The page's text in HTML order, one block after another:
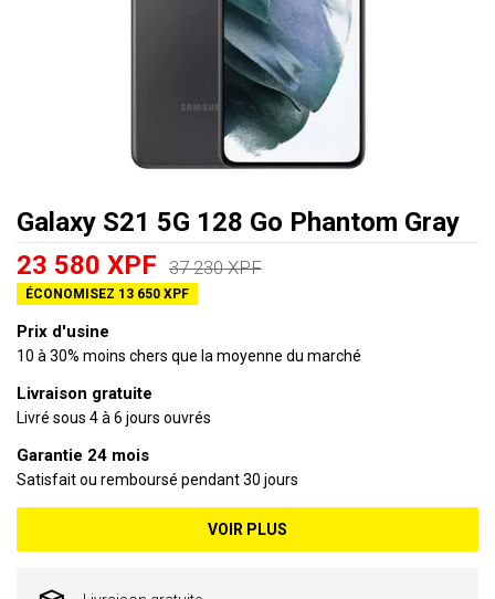
Galaxy S21 5G 128 Go Phantom Gray
23 580 XPF 37 230 XPF
ÉCONOMISEZ 13 650 XPF
Prix d'usine
10 à 30% moins chers que la moyenne du marché
Livraison gratuite
Livré sous 4 à 6 jours ouvrés
Garantie 24 mois
Satisfait ou remboursé pendant 30 jours
VOIR PLUS